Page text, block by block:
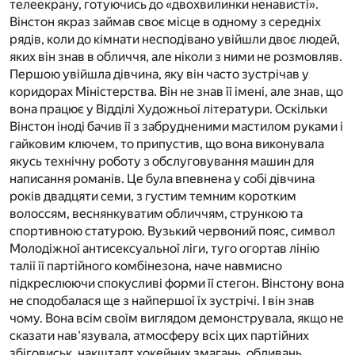
телеекрану, готуючись до «двохвилинки ненависті».
Вінстон якраз займав своє місце в одному з середніх
рядів, коли до кімнати несподівано увійшли двоє людей,
яких він знав в обличчя, але ніколи з ними не розмовляв.
Першою увійшла дівчина, яку він часто зустрічав у
коридорах Міністерства. Він не знав її імені, але знав, що
вона працює у Відділі Художньої літератури. Оскільки
Вінстон іноді бачив її з забрудненими мастилом руками і
гайковим ключем, то припустив, що вона виконувала
якусь технічну роботу з обслуговування машин для
написання романів. Це була впевнена у собі дівчина
років двадцяти семи, з густим темним коротким
волоссям, веснянкуватим обличчям, стрункою та
спортивною статурою. Вузький червоний пояс, символ
Молодіжної антисексуальної ліги, туго огортав лінію
талії її партійного комбінезона, наче навмисно
підкреслюючи спокусливі форми її стегон. Вінстону вона
не сподобалася ще з найпершої їх зустрічі. І він знав
чому. Вона всім своїм виглядом демонструвала, якщо не
сказати нав'язувала, атмосферу всіх цих партійних